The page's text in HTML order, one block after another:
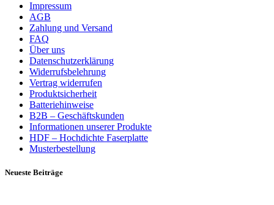
Impressum
AGB
Zahlung und Versand
FAQ
Über uns
Datenschutzerklärung
Widerrufsbelehrung
Vertrag widerrufen
Produktsicherheit
Batteriehinweise
B2B – Geschäftskunden
Informationen unserer Produkte
HDF – Hochdichte Faserplatte
Musterbestellung
Neueste Beiträge